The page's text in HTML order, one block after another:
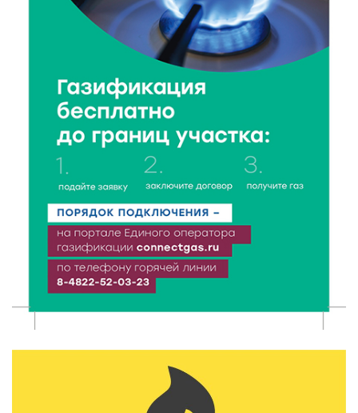
7 Авг 2026 17:02 168
Названы первые победители программы «Земский
работник культуры» в Тверской области
Без прав и лицензий: итоги проверки таксистов в
Твери
7 Авг 2026 16:02 277
Сладкая программа в Твери: дегустация мёда и
рассказ о жизни пчёл
7 Авг 2026 15:41 141
Жителям Тверской области напомнили об